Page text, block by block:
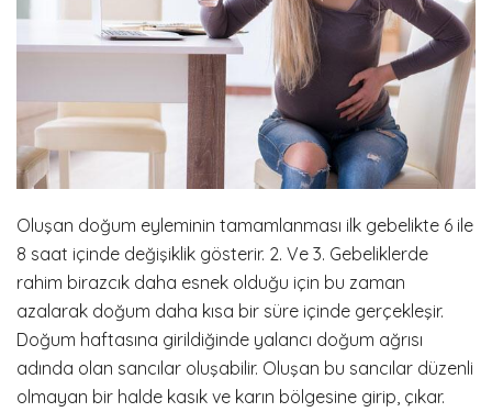
Oluşan doğum eyleminin tamamlanması ilk gebelikte 6 ile
8 saat içinde değişiklik gösterir. 2. Ve 3. Gebeliklerde
rahim birazcık daha esnek olduğu için bu zaman
azalarak doğum daha kısa bir süre içinde gerçekleşir.
Doğum haftasına girildiğinde yalancı doğum ağrısı
adında olan sancılar oluşabilir. Oluşan bu sancılar düzenli
olmayan bir halde kasık ve karın bölgesine girip, çıkar.